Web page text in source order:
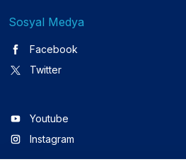
Sosyal Medya
Facebook
Twitter
Youtube
Instagram